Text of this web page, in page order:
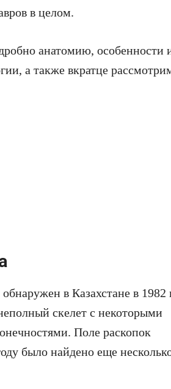
в целом.
анатомию, особенности
а также вкратце
в Казахстане в 1982
скелет с некоторыми
Поле раскопок
было найдено еще